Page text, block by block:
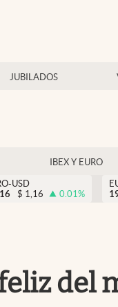
JUBILADOS
IBEX Y EURO
USD
$ 1,16 0.01%
del